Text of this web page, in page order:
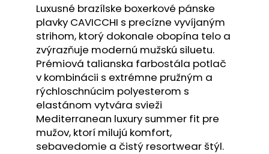
Luxusné brazílske boxerkové pánske
plavky CAVICCHI s precízne vyvíjaným
strihom, ktorý dokonale obopína telo a
zvýrazňuje modernú mužskú siluetu.
Prémiová talianska farbostála potlač
v kombinácii s extrémne pružným a
rýchloschnúcim polyesterom s
elastánom vytvára svieži
Mediterranean luxury summer fit pre
mužov, ktorí milujú komfort,
sebavedomie a čistý resortwear štýl.
HĽADAŤ